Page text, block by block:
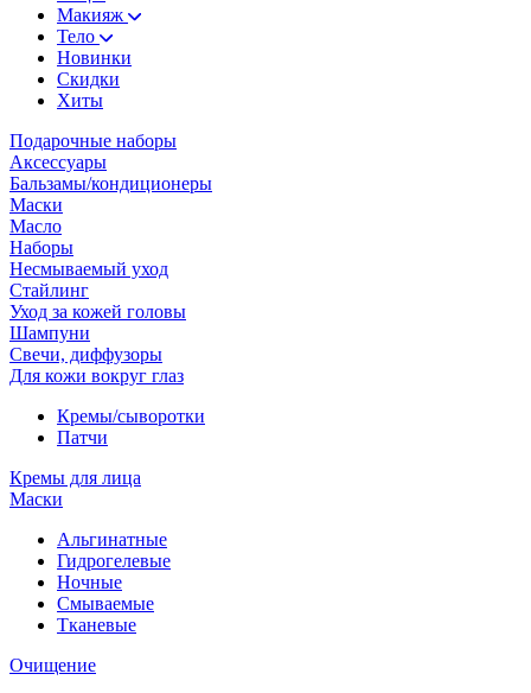
Макияж
Тело
Новинки
Скидки
Хиты
Подарочные наборы
Аксессуары
Бальзамы/кондиционеры
Маски
Масло
Наборы
Несмываемый уход
Стайлинг
Уход за кожей головы
Шампуни
Свечи, диффузоры
Для кожи вокруг глаз
Кремы/сыворотки
Патчи
Кремы для лица
Маски
Альгинатные
Гидрогелевые
Ночные
Смываемые
Тканевые
Очищение